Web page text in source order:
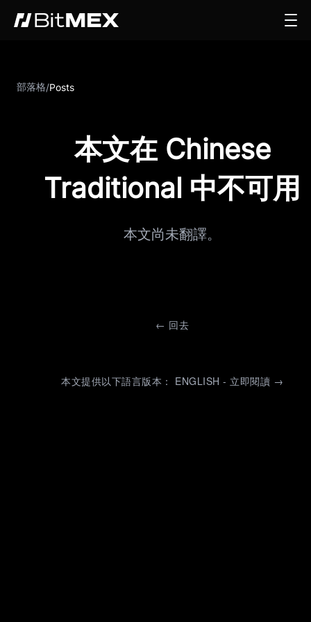
部落格/Posts
本文在 Chinese
Traditional 中不可用
本文尚未翻譯。
← 回去
本文提供以下語言版本： ENGLISH - 立即閱讀 →